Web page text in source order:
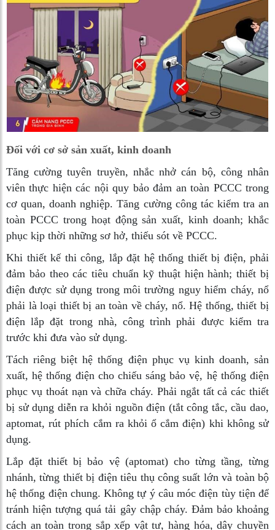
Đối với cơ sở sản xuất, kinh doanh
Tăng cường tuyên truyền, nhắc nhở cán bộ, công nhân
viên thực hiện các nội quy bảo đảm an toàn PCCC trong
cơ quan, doanh nghiệp. Tăng cường công tác kiểm tra an
toàn PCCC trong hoạt động sản xuất, kinh doanh; khắc
phục kịp thời những sơ hở, thiếu sót về PCCC.
Khi thiết kế thi công, lắp đặt hệ thống thiết bị điện, phải
đảm bảo theo các tiêu chuẩn kỹ thuật hiện hành; thiết bị
điện được sử dụng trong môi trường nguy hiểm cháy, nổ
phải là loại thiết bị an toàn về cháy, nổ. Hệ thống, thiết bị
điện lắp đặt trong nhà, công trình phải được kiểm tra
trước khi đưa vào sử dụng.
Tách riêng biệt hệ thống điện phục vụ kinh doanh, sản
xuất, hệ thống điện cho chiếu sáng bảo vệ, hệ thống điện
phục vụ thoát nạn và chữa cháy. Phải ngắt tất cả các thiết
bị sử dụng diễn ra khỏi nguồn điện (tắt công tắc, cầu dao,
aptomat, rút phích cắm ra khỏi ổ cắm điện) khi không sử
dụng.
Lắp đặt thiết bị bảo vệ (aptomat) cho từng tầng, từng
nhánh, từng thiết bị điện tiêu thụ công suất lớn và toàn bộ
hệ thống điện chung. Không tự ý câu móc điện tùy tiện để
tránh hiện tượng quá tải gây chập cháy. Đảm bảo khoảng
cách an toàn trong sắp xếp vật tư, hàng hóa, dây chuyền